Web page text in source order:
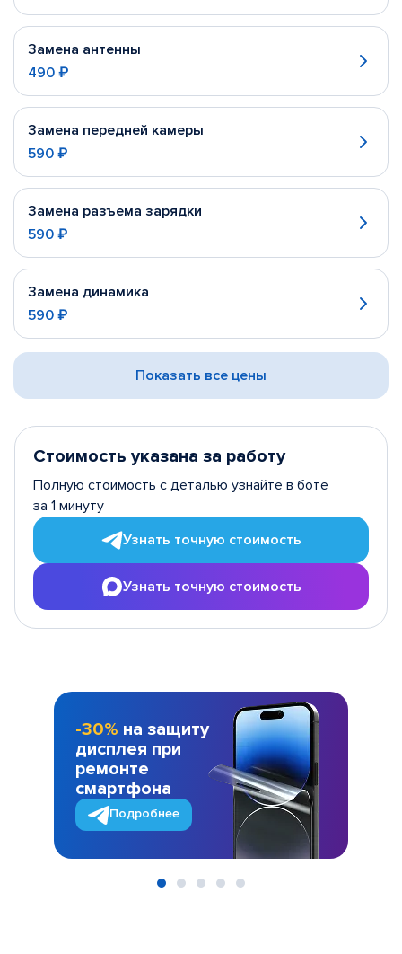
Замена антенны
490 ₽
Замена передней камеры
590 ₽
Замена разъема зарядки
590 ₽
Замена динамика
590 ₽
Показать все цены
Стоимость указана за работу
Полную стоимость с деталью узнайте в боте
за 1 минуту
Узнать точную стоимость
Узнать точную стоимость
-30% на защиту
дисплея при
ремонте
смартфона
Подробнее